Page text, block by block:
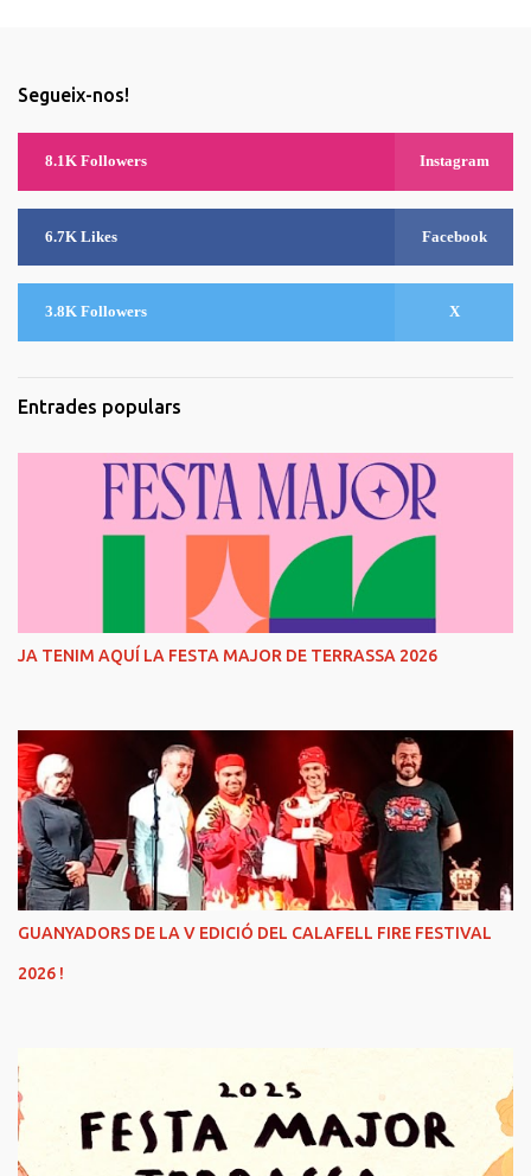
Segueix-nos!
8.1K Followers Instagram
6.7K Likes Facebook
3.8K Followers X
Entrades populars
JA TENIM AQUÍ LA FESTA MAJOR DE TERRASSA 2026
GUANYADORS DE LA V EDICIÓ DEL CALAFELL FIRE FESTIVAL
2026 !